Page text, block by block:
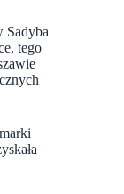
Sadyba
tego